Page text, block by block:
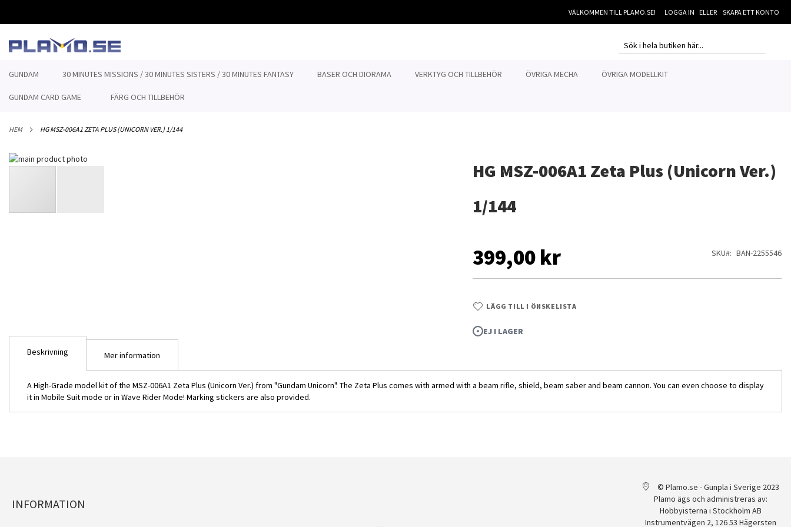
TILL
VÄLKOMMEN TILL PLAMO.SE! LOGGA IN SKAPA ETT KONTO
SEARCH
GUNDAM
30 MINUTES MISSIONS / 30 MINUTES SISTERS / 30 MINUTES FANTASY BASER OCH DIORAMA VERKTYG OCH TILLBEHÖR ÖVRIGA MECHA ÖVRIGA MODELLKIT
GUNDAM CARD GAME FÄRG OCH TILLBEHÖR
HEM HG MSZ-006A1 ZETA PLUS (UNICORN VER.) 1/144
HG MSZ-006A1 Zeta Plus (Unicorn Ver.)
1/144
399,00 kr SKU BAN-2255546
LÄGG TILL I ÖNSKELISTA
EJ I LAGER
Hoppa
till
HG MSZ-006A1 Zeta Plus (Unicorn Ver.) 1/144
Beskrivning
A High-Grade model kit of the MSZ-006A1 Zeta Plus (Unicorn Ver.) from "Gundam Unicorn". The Zeta Plus comes with armed with a beam rifle, shield, beam saber and beam cannon. You can even choose to display
it in Mobile Suit mode or in Wave Rider Mode! Marking stickers are also provided.
Mer information
INFORMATION
© Plamo.se - Gunpla i Sverige 2023
Plamo ägs och administreras av:
Hobbyisterna i Stockholm AB
Instrumentvägen 2, 126 53 Hägersten